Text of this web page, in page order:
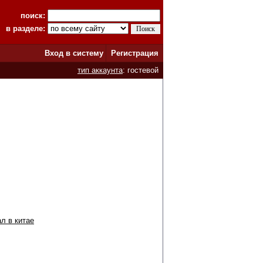
поиск:
в разделе:
Вход в систему
Регистрация
тип аккаунта: гостевой
в китае